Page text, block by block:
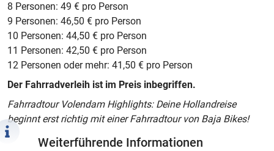
8 Personen: 49 € pro Person
9 Personen: 46,50 € pro Person
10 Personen: 44,50 € pro Person
11 Personen: 42,50 € pro Person
12 Personen oder mehr: 41,50 € pro Person
Der Fahrradverleih ist im Preis inbegriffen.
Fahrradtour Volendam Highlights: Deine Hollandreise
beginnt erst richtig mit einer Fahrradtour von Baja Bikes!
Weiterführende Informationen